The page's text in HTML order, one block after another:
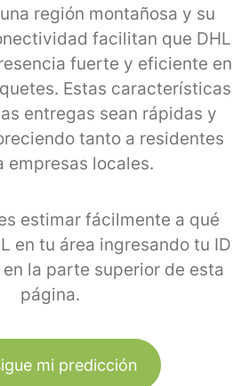
región montañosa y su
facilitan que DHL
fuerte y eficiente en
Estas características
entregas sean rápidas y
tanto a residentes
empresas locales.
estimar fácilmente a qué
en tu área ingresando tu ID
la parte superior de esta
página.
mi predicción